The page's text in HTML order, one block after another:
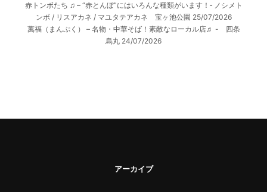
赤トンボたち ♫ – “赤とんぼ”にはいろんな種類がいます！‐ ノシメト
ンボ / リスアカネ / マユタテアカネ 宝ヶ池公園 25/07/2026
萬福（まんぷく） – 名物・中華そば！素敵なローカル店♬ - 四条
烏丸 24/07/2026
アーカイブ